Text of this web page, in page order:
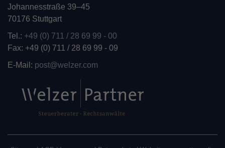
Johannesstraße 39–45
70176 Stuttgart
Tel.: +49 (0) 711 / 28 69 99 - 00
Fax: +49 (0) 711 / 28 69 99 - 09
E-Mail: post@welzer.com